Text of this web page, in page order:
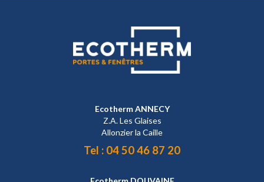
Ecotherm ANNECY
Z.A. Les Glaises
Allonzier la Caille
Tel : 04 50 46 87 20